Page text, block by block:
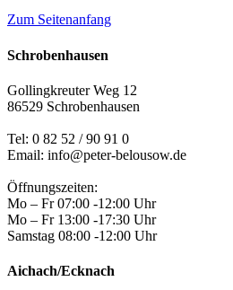
Zum Seitenanfang
Schrobenhausen
Gollingkreuter Weg 12
86529 Schrobenhausen
Tel: 0 82 52 / 90 91 0
Email: info@peter-belousow.de
Öffnungszeiten:
Mo – Fr 07:00 -12:00 Uhr
Mo – Fr 13:00 -17:30 Uhr
Samstag 08:00 -12:00 Uhr
Aichach/Ecknach